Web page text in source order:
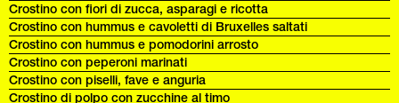
Crostino con fiori di zucca, asparagi e ricotta
Crostino con hummus e cavoletti di Bruxelles saltati
Crostino con hummus e pomodorini arrosto
Crostino con peperoni marinati
Crostino con piselli, fave e anguria
Crostino di polpo con zucchine al timo